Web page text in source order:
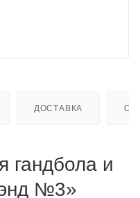
ДОСТАВКА
гандбола и
№3»